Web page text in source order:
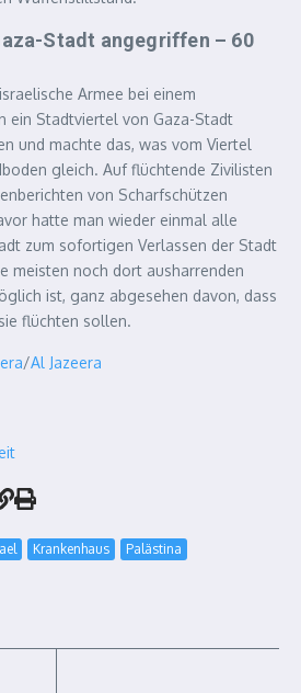
Stadt angegriffen – 60
Armee bei einem
ein Stadtviertel von Gaza-Stadt
und machte das, was vom Viertel
gleich. Auf flüchtende Zivilisten
von Scharfschützen
hatte man wieder einmal alle
zum sofortigen Verlassen der Stadt
meisten noch dort ausharrenden
ist, ganz abgesehen davon, dass
flüchten sollen.
/Al Jazeera
Krankenhaus
Palästina